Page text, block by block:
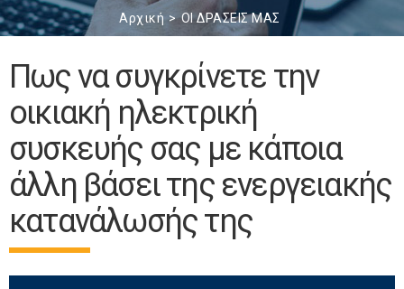
Αρχική ΟΙ ΔΡΑΣΕΙΣ ΜΑΣ
Πως να συγκρίνετε την
οικιακή ηλεκτρική
συσκευής σας με κάποια
άλλη βάσει της ενεργειακής
κατανάλωσής της